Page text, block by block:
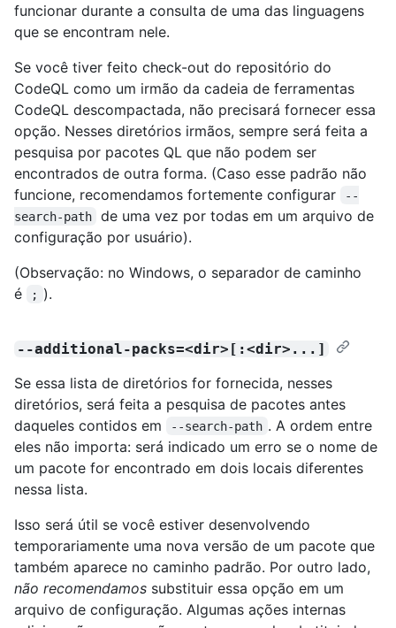
funcionar durante a consulta de uma das linguagens
que se encontram nele.
Se você tiver feito check-out do repositório do
CodeQL como um irmão da cadeia de ferramentas
CodeQL descompactada, não precisará fornecer essa
opção. Nesses diretórios irmãos, sempre será feita a
pesquisa por pacotes QL que não podem ser
encontrados de outra forma. (Caso esse padrão não
funcione, recomendamos fortemente configurar
--
search-path
de uma vez por todas em um arquivo de
configuração por usuário).
(Observação: no Windows, o separador de caminho
é
; ).
--additional-packs=<dir>[:<dir>...]
Se essa lista de diretórios for fornecida, nesses
diretórios, será feita a pesquisa de pacotes antes
daqueles contidos em
--search-path . A ordem entre
eles não importa: será indicado um erro se o nome de
um pacote for encontrado em dois locais diferentes
nessa lista.
Isso será útil se você estiver desenvolvendo
temporariamente uma nova versão de um pacote que
também aparece no caminho padrão. Por outro lado,
não recomendamos substituir essa opção em um
arquivo de configuração. Algumas ações internas